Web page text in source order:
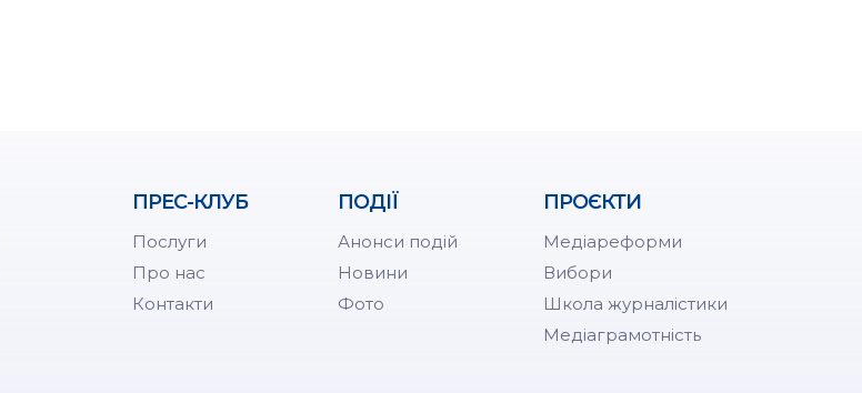
ПРЕС-КЛУБ
Послуги
Про нас
Контакти
ПОДІЇ
Анонси подій
Новини
Фото
ПРОЄКТИ
Медіареформи
Вибори
Школа журналістики
Медіаграмотність